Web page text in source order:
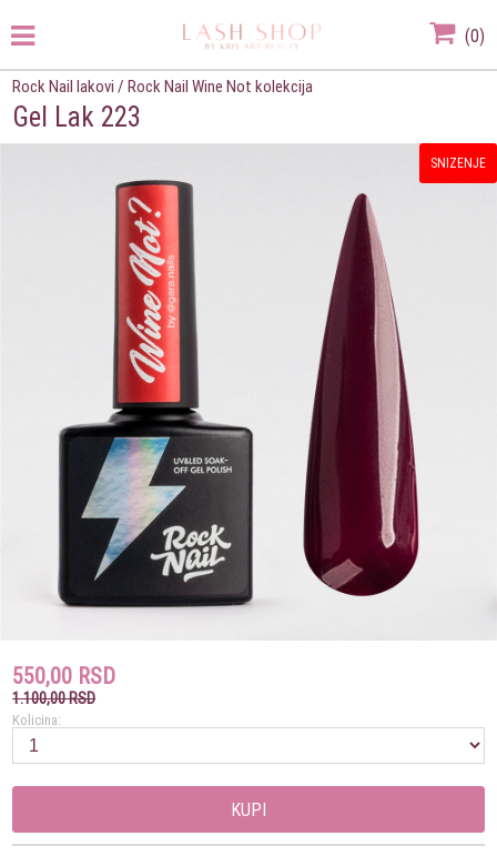
(0)
Rock Nail lakovi /Rock Nail Wine Not kolekcija
Gel Lak 223
SNIZENJE
550,00 RSD
1.100,00 RSD
Kolicina:
KUPI